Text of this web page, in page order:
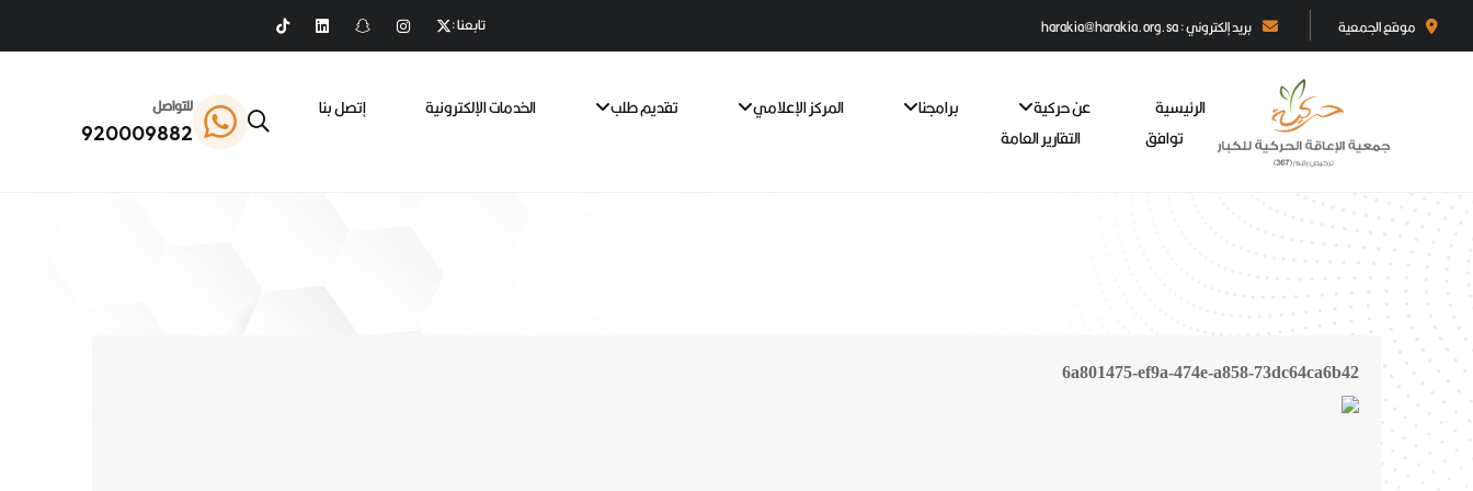
موقع الجمعية بريد إلكتروني : harakia@harakia.org.sa تابعنا :
الرئيسية عن حركية برامجنا المركز الإعلامي تقديم طلب الخدمات الإلكترونية
إتصل بنا
توافق
التقارير العامة
للتواصل
920009882
6a801475-ef9a-474e-a858-73dc64ca6b42